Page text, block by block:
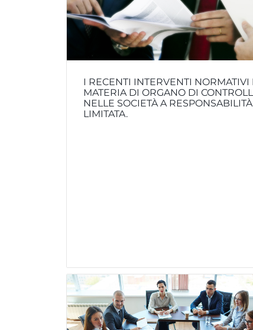
I RECENTI INTERVENTI NORMATIVI
MATERIA DI ORGANO DI
NELLE SOCIETÀ A RESPONSABILITÀ
LIMITATA.